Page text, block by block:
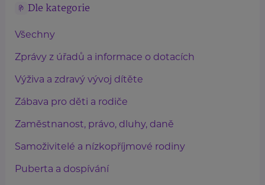
Dle kategorie
Všechny
Zprávy z úřadů a informace o dotacích
Výživa a zdravý vývoj dítěte
Zábava pro děti a rodiče
Zaměstnanost, právo, dluhy, daně
Samoživitelé a nízkopříjmové rodiny
Puberta a dospívání